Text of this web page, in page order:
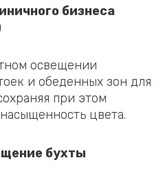
бизнеса
освещении
и обеденных зон для
при этом
цвета.
бухты